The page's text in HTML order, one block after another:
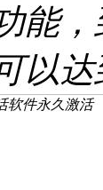
能
以